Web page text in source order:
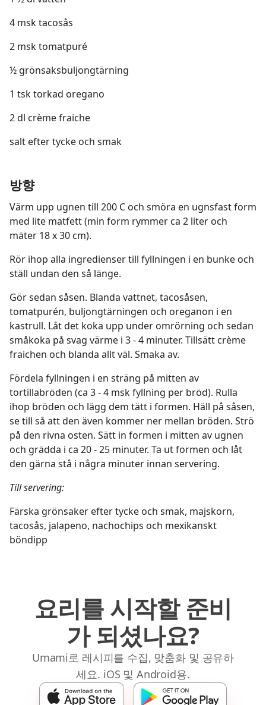
4 msk tacosås
2 msk tomatpuré
½ grönsaksbuljongtärning
1 tsk torkad oregano
2 dl crème fraiche
salt efter tycke och smak
방향
Värm upp ugnen till 200 C och smöra en ugnsfast form
med lite matfett (min form rymmer ca 2 liter och
mäter 18 x 30 cm).
Rör ihop alla ingredienser till fyllningen i en bunke och
ställ undan den så länge.
Gör sedan såsen. Blanda vattnet, tacosåsen,
tomatpurén, buljongtärningen och oreganon i en
kastrull. Låt det koka upp under omrörning och sedan
småkoka på svag värme i 3 - 4 minuter. Tillsätt crème
fraichen och blanda allt väl. Smaka av.
Fördela fyllningen i en sträng på mitten av
tortillabröden (ca 3 - 4 msk fyllning per bröd). Rulla
ihop bröden och lägg dem tätt i formen. Häll på såsen,
se till så att den även kommer ner mellan bröden. Strö
på den rivna osten. Sätt in formen i mitten av ugnen
och grädda i ca 20 - 25 minuter. Ta ut formen och låt
den gärna stå i några minuter innan servering.
Till servering:
Färska grönsaker efter tycke och smak, majskorn,
tacosås, jalapeno, nachochips och mexikanskt
böndipp
요리를 시작할 준비
가 되셨나요?
Umami로 레시피를 수집, 맞춤화 및 공유하
세요. iOS 및 Android용.